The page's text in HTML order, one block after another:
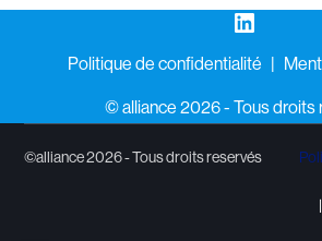
LinkedIn
Politique de confidentialité
©️ alliance 2026 - Tous droits
©alliance 2026 - Tous droits reservés